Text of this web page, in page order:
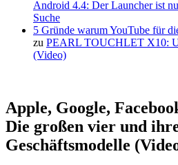
Android 4.4: Der Launcher ist
Suche
5 Gründe warum YouTube für
zu PEARL TOUCHLET X10:
(Video)
Apple, Google,
Die großen vier und
Geschäftsmodelle